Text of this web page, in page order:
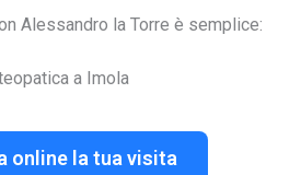
Alessandro la Torre è semplice:
a Imola
online la tua visita